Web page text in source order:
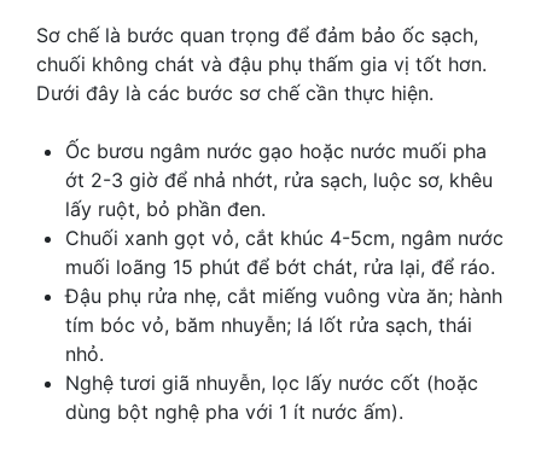
Sơ chế là bước quan trọng để đảm bảo ốc sạch,
chuối không chát và đậu phụ thấm gia vị tốt hơn.
Dưới đây là các bước sơ chế cần thực hiện.
Ốc bươu ngâm nước gạo hoặc nước muối pha
ớt 2-3 giờ để nhả nhớt, rửa sạch, luộc sơ, khêu
lấy ruột, bỏ phần đen.
Chuối xanh gọt vỏ, cắt khúc 4-5cm, ngâm nước
muối loãng 15 phút để bớt chát, rửa lại, để ráo.
Đậu phụ rửa nhẹ, cắt miếng vuông vừa ăn; hành
tím bóc vỏ, băm nhuyễn; lá lốt rửa sạch, thái
nhỏ.
Nghệ tươi giã nhuyễn, lọc lấy nước cốt (hoặc
dùng bột nghệ pha với 1 ít nước ấm).